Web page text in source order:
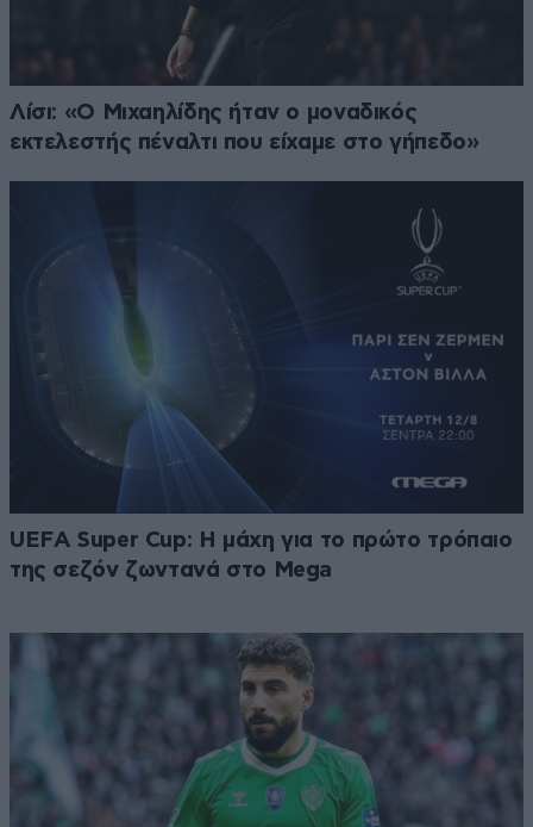
Λίσι: «Ο Μιχαηλίδης ήταν ο μοναδικός
εκτελεστής πέναλτι που είχαμε στο γήπεδο»
UEFA Super Cup: Η μάχη για το πρώτο τρόπαιο
της σεζόν ζωντανά στο Mega